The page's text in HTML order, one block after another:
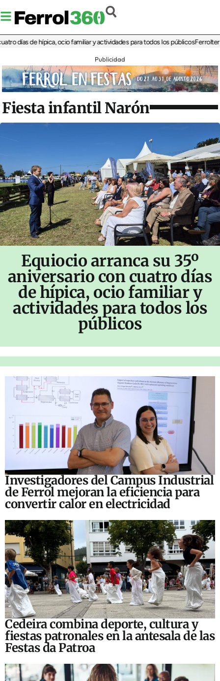
días de hípica, ocio familiar y actividades para todos los públicosFerrolterra
Publicidad
Fiesta infantil Narón
Equiocio arranca su 35º
aniversario con cuatro días
de hípica, ocio familiar y
actividades para todos los
públicos
Investigadores del Campus Industrial
de Ferrol mejoran la eficiencia para
convertir calor en electricidad
Cedeira combina deporte, cultura y
fiestas patronales en la antesala de las
Festas da Patroa